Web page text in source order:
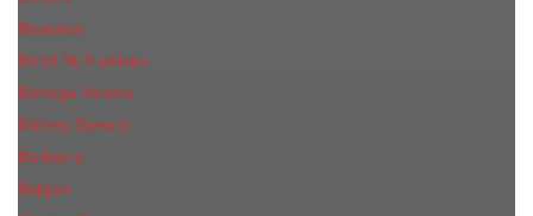
Beyonce
Bond № 9 unisex
Bottega Veneta
Britney Spears
Burberry
Bvlgari